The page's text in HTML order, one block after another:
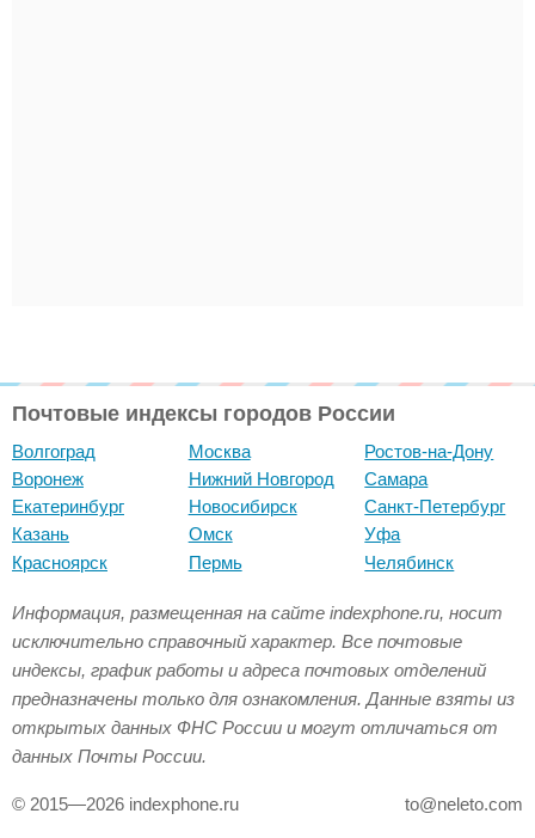
Почтовые индексы городов России
Волгоград
Воронеж
Екатеринбург
Казань
Красноярск
Москва
Нижний Новгород
Новосибирск
Омск
Пермь
Ростов-на-Дону
Самара
Санкт-Петербург
Уфа
Челябинск
Информация, размещенная на сайте indexphone.ru, носит
исключительно справочный характер. Все почтовые
индексы, график работы и адреса почтовых отделений
предназначены только для ознакомления. Данные взяты из
открытых данных ФНС России и могут отличаться от
данных Почты России.
© 2015—2026 indexphone.ru to@neleto.com